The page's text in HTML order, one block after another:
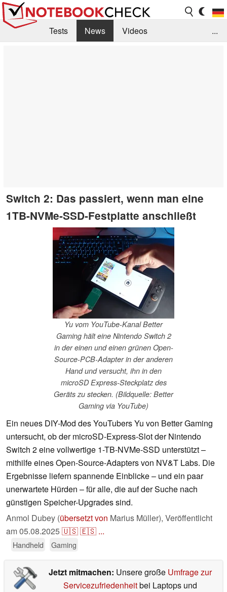
Tests News
Videos
...
Switch 2: Das passiert, wenn man eine
1TB-NVMe-SSD-Festplatte anschließt
Yu vom YouTube-Kanal Better
Gaming hält eine Nintendo Switch 2
in der einen und einen grünen Open-
Source-PCB-Adapter in der anderen
Hand und versucht, ihn in den
microSD Express-Steckplatz des
Geräts zu stecken. (Bildquelle: Better
Gaming via YouTube)
Ein neues DIY-Mod des YouTubers Yu von Better Gaming
untersucht, ob der microSD-Express-Slot der Nintendo
Switch 2 eine vollwertige 1-TB-NVMe-SSD unterstützt –
mithilfe eines Open-Source-Adapters von NV&T Labs. Die
Ergebnisse liefern spannende Einblicke – und ein paar
unerwartete Hürden – für alle, die auf der Suche nach
günstigen Speicher-Upgrades sind.
Anmol Dubey (übersetzt von Marius Müller), Veröffentlicht
am05.08.2025🇺🇸🇪🇸 ...
Handheld Gaming
Jetzt mitmachen: Unsere große Umfrage zur
Servicezufriedenheitbei Laptops und